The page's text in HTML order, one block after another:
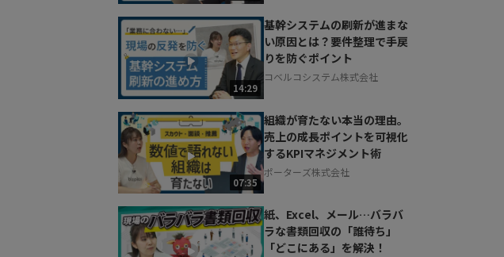
14:29
基幹システムの刷新が進まな
い原因とは？要件整理で手戻
りを防ぐポイント
コベルコシステム株式会社
07:35
組織が育たない本当の理由。
売上の成長ポイントを可視化
するKPIマネジメント術
ポーターズ株式会社
紙、Excel、メール…バラバ
ラな書類回収の「誰待ち」
「どこにある」を解決！